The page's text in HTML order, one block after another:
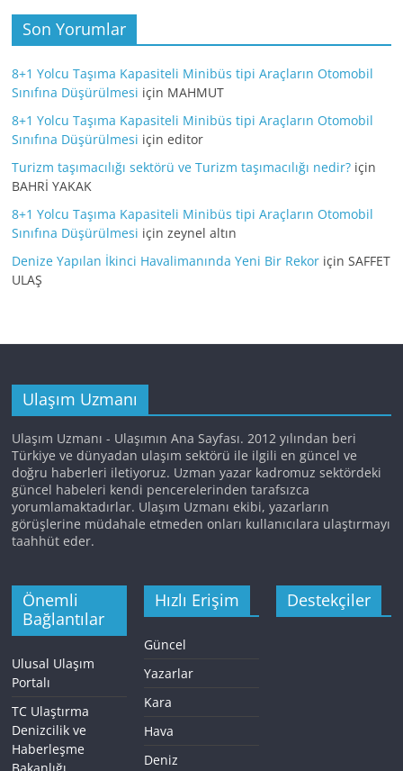
Son Yorumlar
8+1 Yolcu Taşıma Kapasiteli Minibüs tipi Araçların Otomobil
Sınıfına Düşürülmesi için MAHMUT
8+1 Yolcu Taşıma Kapasiteli Minibüs tipi Araçların Otomobil
Sınıfına Düşürülmesi içineditor
Turizm taşımacılığı sektörü ve Turizm taşımacılığı nedir? için
BAHRİ YAKAK
8+1 Yolcu Taşıma Kapasiteli Minibüs tipi Araçların Otomobil
Sınıfına Düşürülmesi içinzeynel altın
Denize Yapılan İkinci Havalimanında Yeni Bir Rekor içinSAFFET
ULAŞ
Ulaşım Uzmanı
Ulaşım Uzmanı - Ulaşımın Ana Sayfası. 2012 yılından beri
Türkiye ve dünyadan ulaşım sektörü ile ilgili en güncel ve
doğru haberleri iletiyoruz. Uzman yazar kadromuz sektördeki
güncel habeleri kendi pencerelerinden tarafsızca
yorumlamaktadırlar. Ulaşım Uzmanı ekibi, yazarların
görüşlerine müdahale etmeden onları kullanıcılara ulaştırmayı
taahhüt eder.
Önemli
Bağlantılar
Ulusal Ulaşım
Portalı
TC Ulaştırma
Denizcilik ve
Haberleşme
Bakanlığı
Hızlı Erişim
Güncel
Yazarlar
Kara
Hava
Deniz
Destekçiler